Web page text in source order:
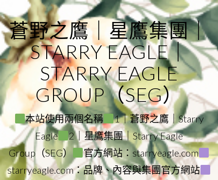
to
content
蒼野之鷹｜星鷹集團｜
STARRY EAGLE｜
STARRY EAGLE
GROUP（SEG）
本站使用兩個名稱
1｜蒼野之鷹｜Starry
Eagle
2｜星鷹集團｜Starry Eagle
Group（SEG）
官方網站：starryeagle.com
starryeagle.com：品牌、內容與集團官方網站